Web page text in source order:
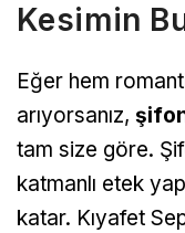
Kesimin
Eğer hem
arıyorsanız,
tam size göre.
katmanlı etek
katar. Kıyafet